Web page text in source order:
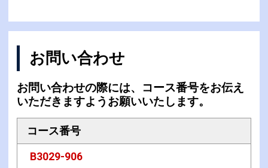
お問い合わせ
お問い合わせの際には、コース番号をお伝え
いただきますようお願いいたします。
コース番号
B3029-906